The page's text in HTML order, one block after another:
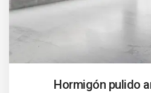
Hormigón pulido